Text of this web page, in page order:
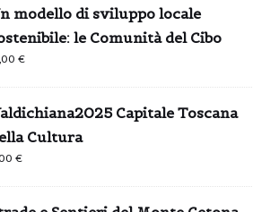
modello di sviluppo locale
le Comunità del Cibo
€
Capitale Toscana
Cultura
€